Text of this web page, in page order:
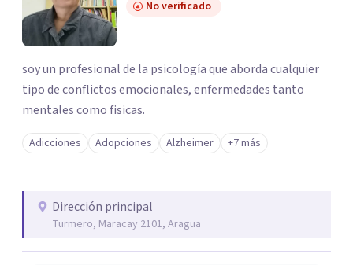
No verificado
soy un profesional de la psicología que aborda cualquier
tipo de conflictos emocionales, enfermedades tanto
mentales como fisicas.
Adicciones Adopciones Alzheimer +7 más
Dirección principal
Turmero, Maracay 2101, Aragua